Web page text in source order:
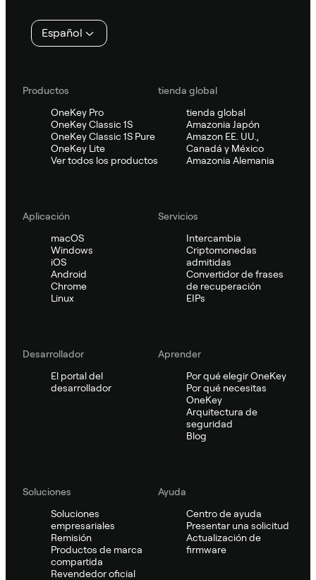
página
Español
Productos
OneKey Pro
OneKey Classic 1S
OneKey Classic 1S Pure
OneKey Lite
Ver todos los productos
tienda global
tienda global
Amazonia Japón
Amazon EE. UU.,
Canadá y México
Amazonia Alemania
Aplicación
macOS
Windows
iOS
Android
Chrome
Linux
Servicios
Intercambia
Criptomonedas
admitidas
Convertidor de frases
de recuperación
EIPs
Desarrollador
El portal del
desarrollador
Aprender
Por qué elegir OneKey
Por qué necesitas
OneKey
Arquitectura de
seguridad
Blog
Soluciones
Soluciones
empresariales
Remisión
Productos de marca
compartida
Revendedor oficial
Ayuda
Centro de ayuda
Presentar una solicitud
Actualización de
firmware